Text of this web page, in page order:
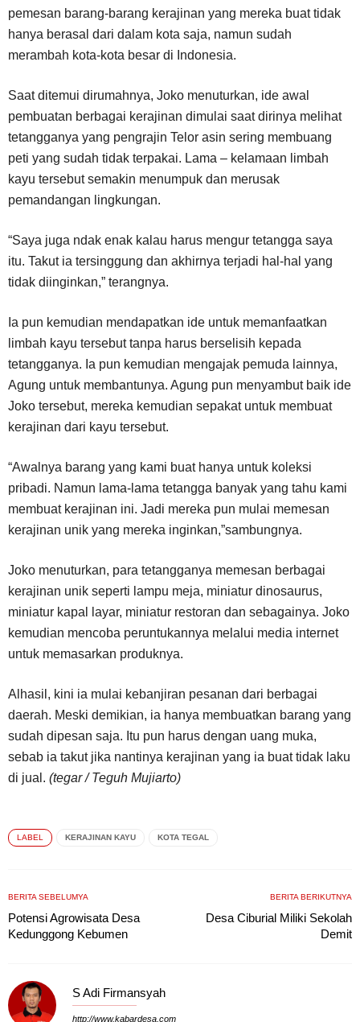
pemesan barang-barang kerajinan yang mereka buat tidak
hanya berasal dari dalam kota saja, namun sudah
merambah kota-kota besar di Indonesia.
Saat ditemui dirumahnya, Joko menuturkan, ide awal
pembuatan berbagai kerajinan dimulai saat dirinya melihat
tetangganya yang pengrajin Telor asin sering membuang
peti yang sudah tidak terpakai. Lama – kelamaan limbah
kayu tersebut semakin menumpuk dan merusak
pemandangan lingkungan.
“Saya juga ndak enak kalau harus mengur tetangga saya
itu. Takut ia tersinggung dan akhirnya terjadi hal-hal yang
tidak diinginkan,” terangnya.
Ia pun kemudian mendapatkan ide untuk memanfaatkan
limbah kayu tersebut tanpa harus berselisih kepada
tetangganya. Ia pun kemudian mengajak pemuda lainnya,
Agung untuk membantunya. Agung pun menyambut baik ide
Joko tersebut, mereka kemudian sepakat untuk membuat
kerajinan dari kayu tersebut.
“Awalnya barang yang kami buat hanya untuk koleksi
pribadi. Namun lama-lama tetangga banyak yang tahu kami
membuat kerajinan ini. Jadi mereka pun mulai memesan
kerajinan unik yang mereka inginkan,”sambungnya.
Joko menuturkan, para tetangganya memesan berbagai
kerajinan unik seperti lampu meja, miniatur dinosaurus,
miniatur kapal layar, miniatur restoran dan sebagainya. Joko
kemudian mencoba peruntukannya melalui media internet
untuk memasarkan produknya.
Alhasil, kini ia mulai kebanjiran pesanan dari berbagai
daerah. Meski demikian, ia hanya membuatkan barang yang
sudah dipesan saja. Itu pun harus dengan uang muka,
sebab ia takut jika nantinya kerajinan yang ia buat tidak laku
di jual. (tegar / Teguh Mujiarto)
LABEL KERAJINAN KAYU KOTA TEGAL
BERITA SEBELUMYA
Potensi Agrowisata Desa
Kedunggong Kebumen
BERITA BERIKUTNYA
Desa Ciburial Miliki Sekolah
Demit
S Adi Firmansyah
http://www.kabardesa.com